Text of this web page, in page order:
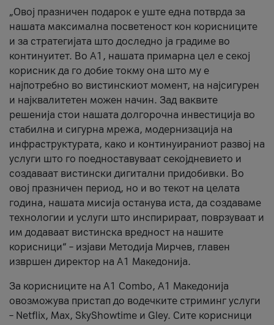
„Овој празничен подарок е уште една потврда за
нашата максимална посветеност кон корисниците
и за стратегијата што доследно ја градиме во
континуитет. Во А1, нашата примарна цел е секој
корисник да го добие токму она што му е
најпотребно во вистинскиот момент, на најсигурен
и најквалитетен можен начин. Зад ваквите
решенија стои нашата долгорочна инвестиција во
стабилна и сигурна мрежа, модернизација на
инфраструктурата, како и континуираниот развој на
услуги што го поедноставуваат секојдневието и
создаваат вистински дигитални придобивки. Во
овој празничен период, но и во текот на целата
година, нашата мисија останува иста, да создаваме
технологии и услуги што инспирираат, поврзуваат и
им додаваат вистинска вредност на нашите
корисници“ – изјави Методија Мирчев, главен
извршен директор на А1 Македонија.
За корисниците на A1 Combo, А1 Македонија
овозможува пристап до водечките стриминг услуги
– Netflix, Max, SkyShowtime и Gley. Сите корисници